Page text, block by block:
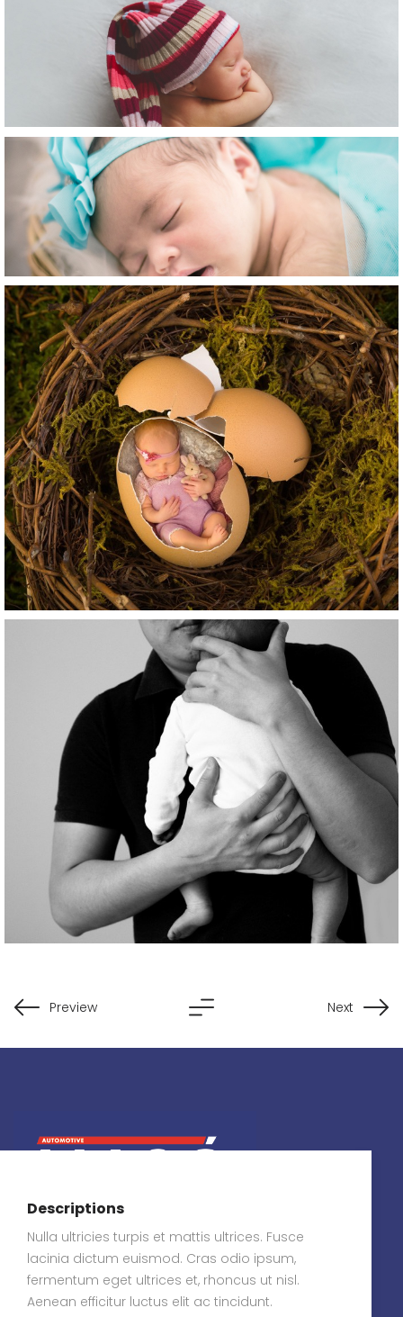
Descriptions
Nulla ultricies turpis et mattis ultrices. Fusce
lacinia dictum euismod. Cras odio ipsum,
fermentum eget ultrices et, rhoncus ut nisl.
Aenean efficitur luctus elit ac tincidunt.
Preview Next
JMO – MANUFATURA
Indústria de manufatura focada em
produção de peças automotivas e soluções